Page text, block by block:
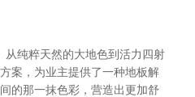
纯粹天然的大地色到活力四射
案，为业主提供了一种地板解
的那一抹色彩，营造出更加舒